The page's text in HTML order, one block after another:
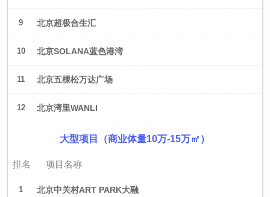
9 北京超极合生汇
10 北京SOLANA蓝色港湾
11 北京五棵松万达广场
12 北京湾里WANLI
大型项目（商业体量10万-15万㎡）
排名 项目名称
1 北京中关村ART PARK大融